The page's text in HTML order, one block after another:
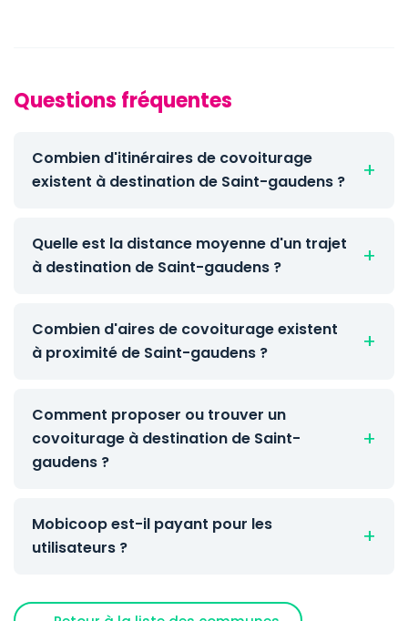
Questions fréquentes
Combien d'itinéraires de covoiturage
existent à destination de Saint-gaudens ?
Quelle est la distance moyenne d'un trajet
à destination de Saint-gaudens ?
Combien d'aires de covoiturage existent
à proximité de Saint-gaudens ?
Comment proposer ou trouver un
covoiturage à destination de Saint-
gaudens ?
Mobicoop est-il payant pour les
utilisateurs ?